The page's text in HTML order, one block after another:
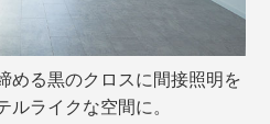
める黒のクロスに間接照明を
ライクな空間に。